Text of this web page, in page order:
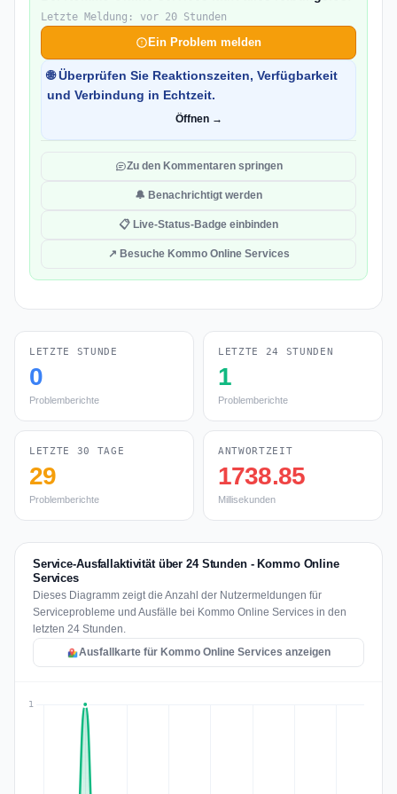
Letzte Meldung: vor 20 Stunden
Ein Problem melden
🌐 Überprüfen Sie Reaktionszeiten, Verfügbarkeit
und Verbindung in Echtzeit.
Öffnen →
Zu den Kommentaren springen
🔔 Benachrichtigt werden
📋 Live-Status-Badge einbinden
↗ Besuche Kommo Online Services
LETZTE STUNDE
0
Problemberichte
LETZTE 24 STUNDEN
1
Problemberichte
LETZTE 30 TAGE
29
Problemberichte
ANTWORTZEIT
1738.85
Millisekunden
Service-Ausfallaktivität über 24 Stunden - Kommo Online
Services
Dieses Diagramm zeigt die Anzahl der Nutzermeldungen für
Serviceprobleme und Ausfälle bei Kommo Online Services in den
letzten 24 Stunden.
Ausfallkarte für Kommo Online Services anzeigen